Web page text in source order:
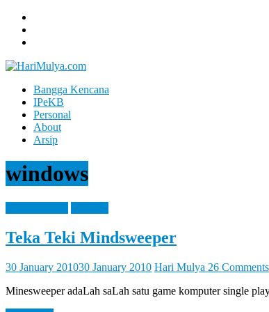
Skip
content
Hari
Mulya
Brain
Can
Analyze
Right
Brain
You
Feel
It
Bangga Kencana
IPeKB
Personal
About
Arsip
windows
Teka Teki Mindsweeper
30 January 201030 January 2010 Hari Mulya 26 Comments
Minesweeper adaLah saLah satu game komputer single